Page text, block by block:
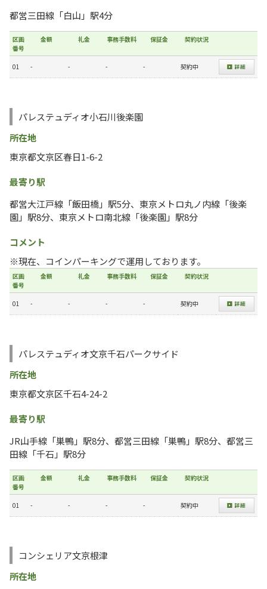
都営三田線「白山」駅4分
区画
番号
金額 礼金 事務手数料 保証金 契約状況
01 - - - - 契約中
パレステュディオ小石川後楽園
所在地
東京都文京区春日1-6-2
最寄り駅
都営大江戸線「飯田橋」駅5分、東京メトロ丸ノ内線「後楽
園」駅8分、東京メトロ南北線「後楽園」駅8分
コメント
※現在、コインパーキングで運用しております。
区画
番号
金額 礼金 事務手数料 保証金 契約状況
01 - - - - 契約中
パレステュディオ文京千石パークサイド
所在地
東京都文京区千石4-24-2
最寄り駅
JR山手線「巣鴨」駅8分、都営三田線「巣鴨」駅8分、都営三
田線「千石」駅8分
区画
番号
金額 礼金 事務手数料 保証金 契約状況
01 - - - - 契約中
コンシェリア文京根津
所在地